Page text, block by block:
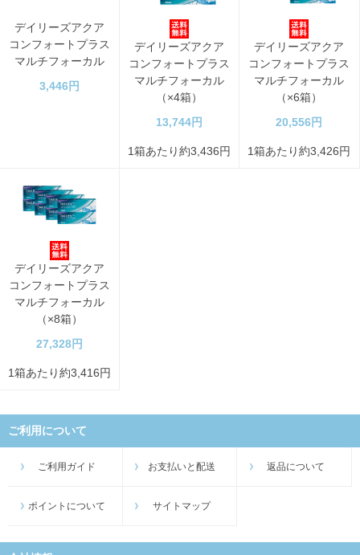
デイリーズアクア
コンフォートプラス
マルチフォーカル
3,446円
デイリーズアクア
コンフォートプラス
マルチフォーカル
（×4箱）
13,744円
1箱あたり約3,436円
デイリーズアクア
コンフォートプラス
マルチフォーカル
（×6箱）
20,556円
1箱あたり約3,426円
デイリーズアクア
コンフォートプラス
マルチフォーカル
（×8箱）
27,328円
1箱あたり約3,416円
ご利用について
ご利用ガイド お支払いと配送 返品について
ポイントについて サイトマップ